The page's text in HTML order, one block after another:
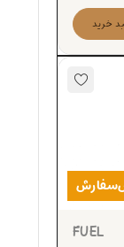
خرید
FUEL